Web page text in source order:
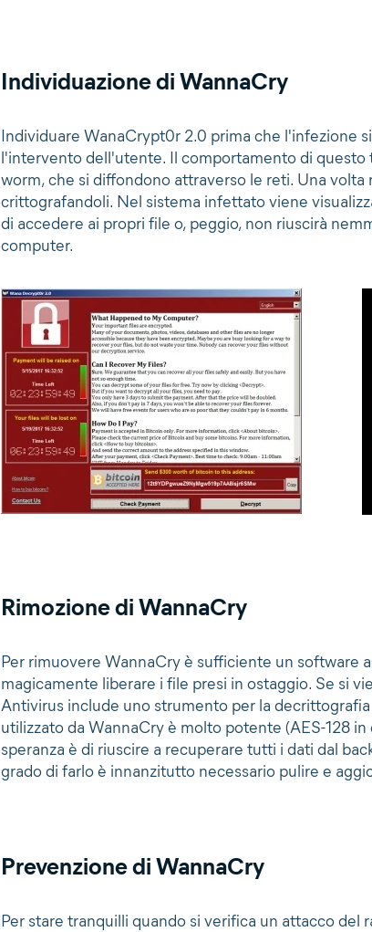
Individuazione di WannaCry
Individuare WanaCrypt0r 2.0 prima che l'infezione
l'intervento dell'utente. Il comportamento di questo
worm, che si diffondono attraverso le reti. Una
crittografandoli. Nel sistema infettato viene
di accedere ai propri file o, peggio, non riuscirà
computer.
Rimozione di WannaCry
Per rimuovere WannaCry è sufficiente un software
magicamente liberare i file presi in ostaggio. Se si
Antivirus include uno strumento per la
utilizzato da WannaCry è molto potente (AES-128
speranza è di riuscire a recuperare tutti i dati dal
grado di farlo è innanzitutto necessario pulire e
Prevenzione di WannaCry
Per stare tranquilli quando si verifica un attacco del